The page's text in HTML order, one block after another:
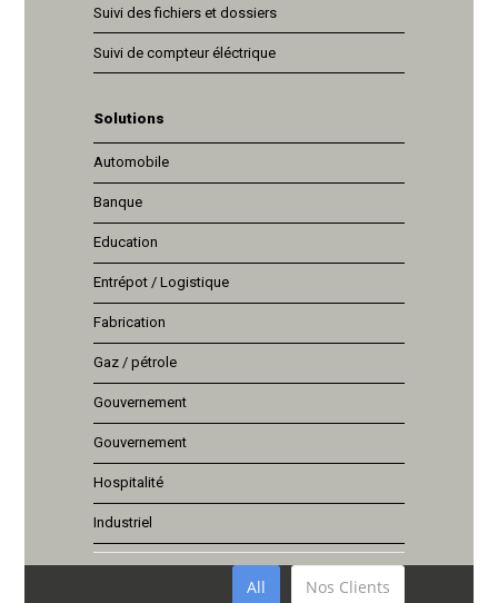
Suivi des fichiers et dossiers
Suivi de compteur éléctrique
Solutions
Automobile
Banque
Education
Entrépot / Logistique
Fabrication
Gaz / pétrole
Gouvernement
Gouvernement
Hospitalité
Industriel
All Nos Clients